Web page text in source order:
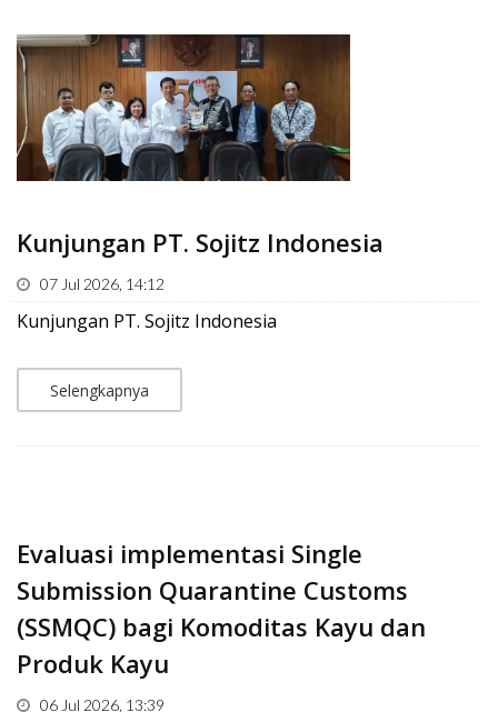
Kunjungan PT. Sojitz Indonesia
07 Jul 2026, 14:12
Kunjungan PT. Sojitz Indonesia
Selengkapnya
Evaluasi implementasi Single
Submission Quarantine Customs
(SSMQC) bagi Komoditas Kayu dan
Produk Kayu
06 Jul 2026, 13:39